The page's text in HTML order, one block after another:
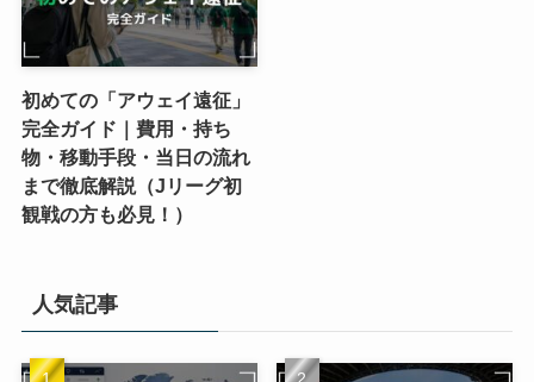
初めての「アウェイ遠征」
完全ガイド｜費用・持ち
物・移動手段・当日の流れ
まで徹底解説（Jリーグ初
観戦の方も必見！）
人気記事